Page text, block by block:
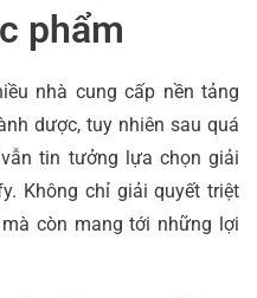
phẩm
nhà cung cấp nền tảng
dược, tuy nhiên sau quá
tin tưởng lựa chọn giải
Không chỉ giải quyết triệt
còn mang tới những lợi